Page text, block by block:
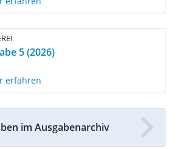
5 (2026)
erfahren
im Ausgabenarchiv